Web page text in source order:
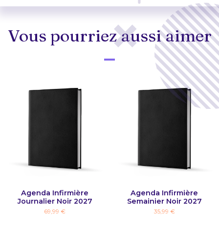
Vous pourriez aussi aimer
Agenda Infirmière
Journalier Noir 2027
69,99 €
Agenda Infirmière
Semainier Noir 2027
35,99 €